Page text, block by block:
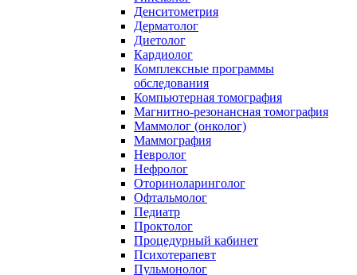
Денситометрия
Дерматолог
Диетолог
Кардиолог
Комплексные программы
обследования
Компьютерная томография
Магнитно-резонансная томография
Маммолог (онколог)
Маммография
Невролог
Нефролог
Оториноларинголог
Офтальмолог
Педиатр
Проктолог
Процедурный кабинет
Психотерапевт
Пульмонолог